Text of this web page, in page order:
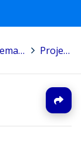
Matematiikka > Projektit